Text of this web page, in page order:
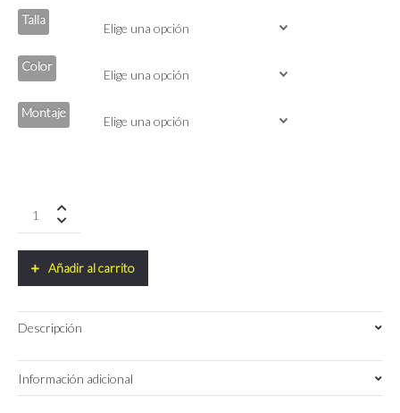
Talla
Color
Montaje
ASTR
Force
quantity
Añadir al carrito
Descripción
Información adicional